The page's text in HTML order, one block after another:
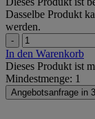
Dasselbe Produkt
werden.
-
In den Warenkorb
Dieses Produkt ist
Mindestmenge: 1
Angebotsanfrage in